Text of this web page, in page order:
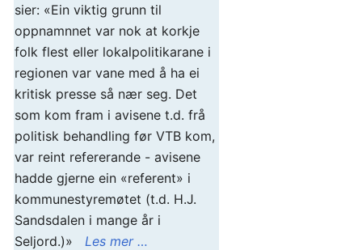
sier: «Ein viktig grunn til
oppnamnnet var nok at korkje
folk flest eller lokalpolitikarane i
regionen var vane med å ha ei
kritisk presse så nær seg. Det
som kom fram i avisene t.d. frå
politisk behandling før VTB kom,
var reint refererande - avisene
hadde gjerne ein «referent» i
kommunestyremøtet (t.d. H.J.
Sandsdalen i mange år i
Seljord.)» Les mer …